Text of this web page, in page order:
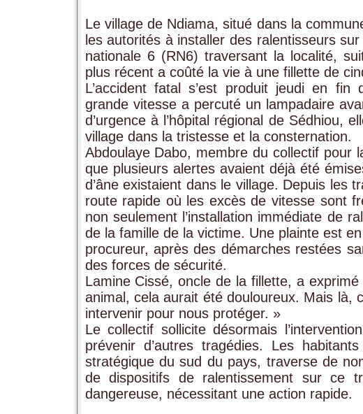
Le village de Ndiama, situé dans la
les autorités à installer des ralentisseurs
nationale 6 (RN6) traversant la localité,
plus récent a coûté la vie à une fillette de
L’accident fatal s’est produit jeudi en fin
grande vitesse a percuté un lampadaire
d’urgence à l’hôpital régional de Sédhiou,
village dans la tristesse et la consternation.
Abdoulaye Dabo, membre du collectif pour
que plusieurs alertes avaient déjà été
d’âne existaient dans le village. Depuis les
route rapide où les excès de vitesse sont
non seulement l’installation immédiate de
de la famille de la victime. Une plainte est
procureur, après des démarches restées
des forces de sécurité.
Lamine Cissé, oncle de la fillette, a
animal, cela aurait été douloureux. Mais là,
intervenir pour nous protéger. »
Le collectif sollicite désormais
prévenir d’autres tragédies. Les
stratégique du sud du pays, traverse de
de dispositifs de ralentissement sur ce
dangereuse, nécessitant une action rapide.